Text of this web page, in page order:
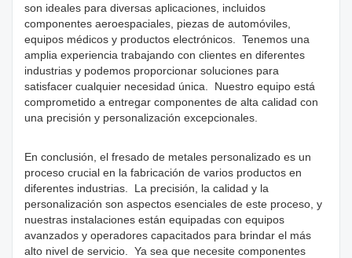
son ideales para diversas aplicaciones, incluidos
componentes aeroespaciales, piezas de automóviles,
equipos médicos y productos electrónicos. Tenemos una
amplia experiencia trabajando con clientes en diferentes
industrias y podemos proporcionar soluciones para
satisfacer cualquier necesidad única. Nuestro equipo está
comprometido a entregar componentes de alta calidad con
una precisión y personalización excepcionales.
En conclusión, el fresado de metales personalizado es un
proceso crucial en la fabricación de varios productos en
diferentes industrias. La precisión, la calidad y la
personalización son aspectos esenciales de este proceso, y
nuestras instalaciones están equipadas con equipos
avanzados y operadores capacitados para brindar el más
alto nivel de servicio. Ya sea que necesite componentes